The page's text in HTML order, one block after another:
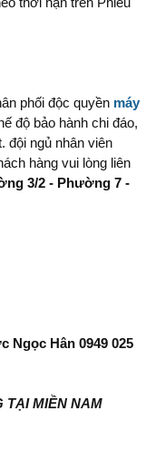
phối độc quyền máy
độ bảo hành chi đáo,
đội ngủ nhân viên
hàng vui lòng liên
3/2 - Phường 7 -
Hân 0949 025
TẠI MIỀN NAM